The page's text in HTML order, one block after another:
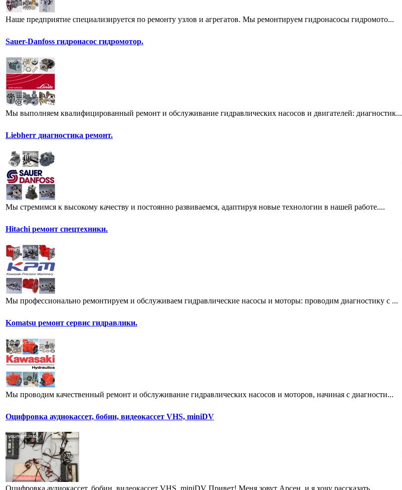
Наше предприятие специализируется по ремонту узлов и агрегатов. Мы ремонтируем гидронасосы гидромото...
Sauer-Danfoss гидронасос гидромотор.
Мы выполняем квалифицированный ремонт и обслуживание гидравлических насосов и двигателей: диагностик...
Liebherr диагностика ремонт.
Мы стремимся к высокому качеству и постоянно развиваемся, адаптируя новые технологии в нашей работе....
Hitachi ремонт спецтехники.
Мы профессионально ремонтируем и обслуживаем гидравлические насосы и моторы: проводим диагностику с ...
Komatsu ремонт сервис гидравлики.
Мы проводим качественный ремонт и обслуживание гидравлических насосов и моторов, начиная с диагности...
Оцифровка аудиокассет, бобин, видеокассет VHS, miniDV